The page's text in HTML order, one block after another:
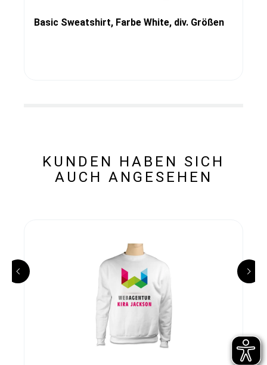
Basic Sweatshirt, Farbe White, div. Größen
KUNDEN HABEN SICH
AUCH ANGESEHEN